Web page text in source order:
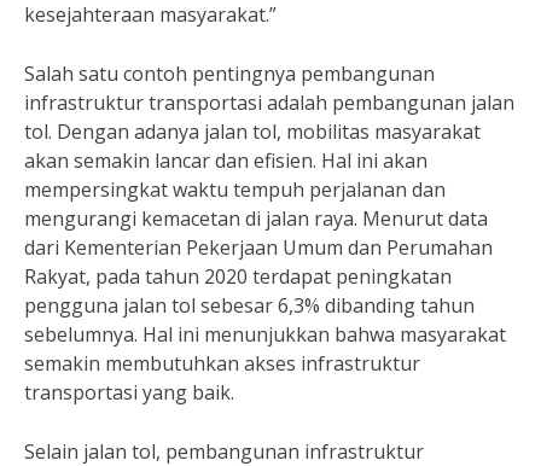
kesejahteraan masyarakat.”
Salah satu contoh pentingnya pembangunan
infrastruktur transportasi adalah pembangunan jalan
tol. Dengan adanya jalan tol, mobilitas masyarakat
akan semakin lancar dan efisien. Hal ini akan
mempersingkat waktu tempuh perjalanan dan
mengurangi kemacetan di jalan raya. Menurut data
dari Kementerian Pekerjaan Umum dan Perumahan
Rakyat, pada tahun 2020 terdapat peningkatan
pengguna jalan tol sebesar 6,3% dibanding tahun
sebelumnya. Hal ini menunjukkan bahwa masyarakat
semakin membutuhkan akses infrastruktur
transportasi yang baik.
Selain jalan tol, pembangunan infrastruktur